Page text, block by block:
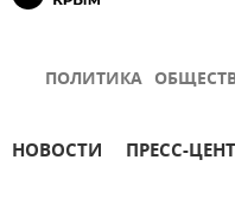
ПОЛИТИКА
НОВОСТИ ПРЕСС-